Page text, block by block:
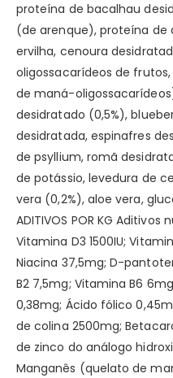
proteína de bacalhau
(de arenque), proteína de
ervilha, cenoura
oligossacarídeos de
de maná-
desidratado (0,5%),
desidratada, espinafres
de psyllium, romã
de potássio, levedura de
vera (0,2%), aloe vera,
ADITIVOS POR KG Aditivos
Vitamina D3 1500IU;
Niacina 37,5mg; D-
B2 7,5mg; Vitamina B6
0,38mg; Ácido fólico
de colina 2500mg;
de zinco do análogo
Manganês (quelato de